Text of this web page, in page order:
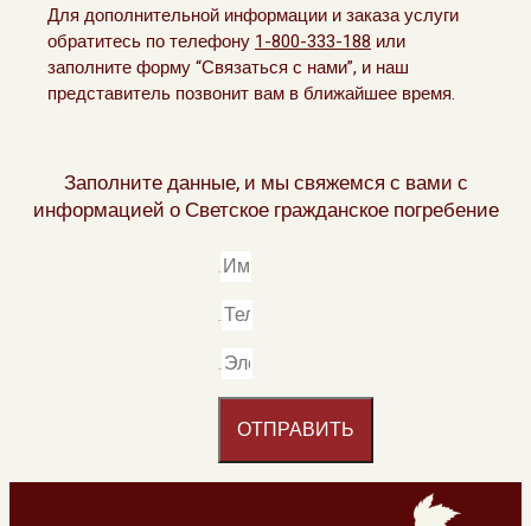
Для дополнительной информации и заказа услуги
обратитесь по телефону 1-800-333-188 или
заполните форму “Связаться с нами”, и наш
представитель позвонит вам в ближайшее время.
Заполните данные, и мы свяжемся с вами с
информацией о Светское гражданское погребение
ОТПРАВИТЬ